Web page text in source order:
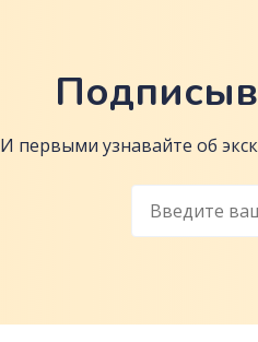
И первыми узнавайте об